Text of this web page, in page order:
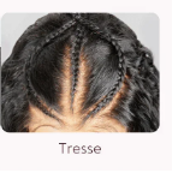
plus ?
nous contactez